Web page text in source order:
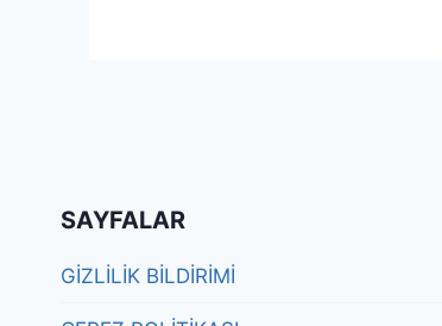
SAYFALAR
GİZLİLİK BİLDİRİMİ